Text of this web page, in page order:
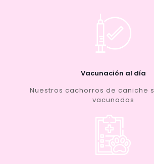
Vacunación al día
Nuestros cachorros de caniche
vacunados